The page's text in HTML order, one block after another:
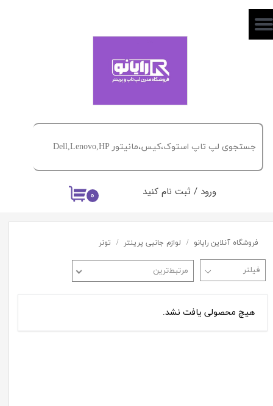
۰ ورود / ثبت نام کنید
حساب کاربری من
خروج از حساب کاربری
فروشگاه آنلاین رایانو لوازم جانبی پرینتر تونر
مرتبط‌ترین
هیچ محصولی یافت نشد.